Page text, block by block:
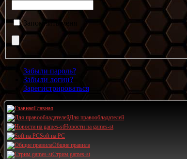
Запомнить меня
Забыли пароль?
Забыли логин?
Зарегистрироваться
Главная
Для правообладателей
Новости на games-st
Soft на PC
Общие правила
Стрим games-st